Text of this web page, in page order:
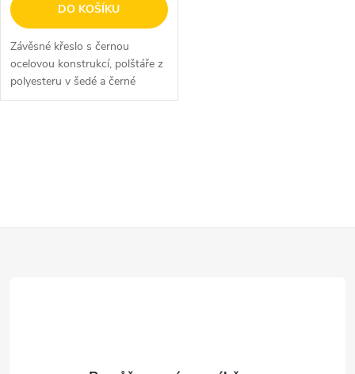
DO KOŠÍKU
Závěsné křeslo s černou
ocelovou konstrukcí, polštáře z
polyesteru v šedé a černé
barvě.